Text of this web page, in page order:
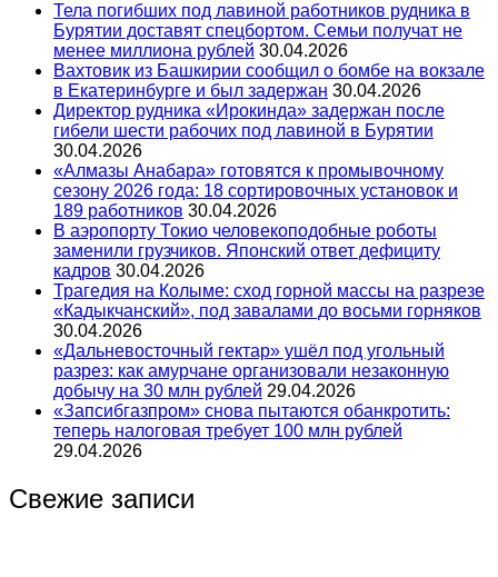
Тела погибших под лавиной работников рудника в
Бурятии доставят спецбортом. Семьи получат не
менее миллиона рублей 30.04.2026
Вахтовик из Башкирии сообщил о бомбе на вокзале
в Екатеринбурге и был задержан 30.04.2026
Директор рудника «Ирокинда» задержан после
гибели шести рабочих под лавиной в Бурятии
30.04.2026
«Алмазы Анабара» готовятся к промывочному
сезону 2026 года: 18 сортировочных установок и
189 работников 30.04.2026
В аэропорту Токио человекоподобные роботы
заменили грузчиков. Японский ответ дефициту
кадров 30.04.2026
Трагедия на Колыме: сход горной массы на разрезе
«Кадыкчанский», под завалами до восьми горняков
30.04.2026
«Дальневосточный гектар» ушёл под угольный
разрез: как амурчане организовали незаконную
добычу на 30 млн рублей 29.04.2026
«Запсибгазпром» снова пытаются обанкротить:
теперь налоговая требует 100 млн рублей
29.04.2026
Свежие записи